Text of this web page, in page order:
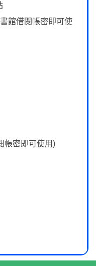
館借閱帳密即可使
帳密即可使用)